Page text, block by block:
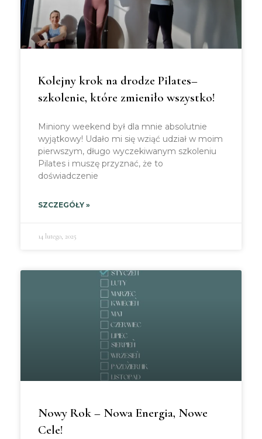
Kolejny krok na drodze Pilates–
szkolenie, które zmieniło wszystko!
Miniony weekend był dla mnie absolutnie
wyjątkowy! Udało mi się wziąć udział w moim
pierwszym, długo wyczekiwanym szkoleniu
Pilates i muszę przyznać, że to
doświadczenie
SZCZEGÓŁY »
14 lutego, 2025
Nowy Rok – Nowa Energia, Nowe
Cele!